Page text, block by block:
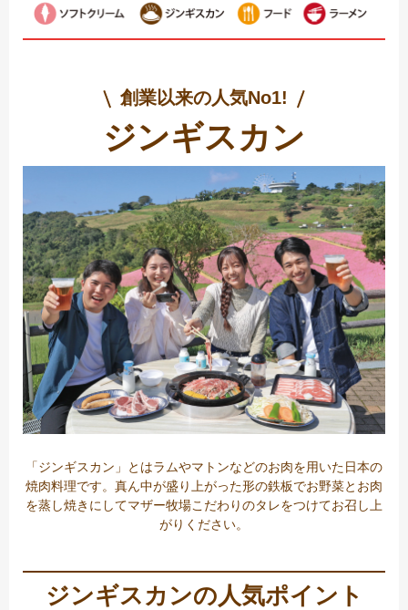
創業以来の人気No1!
ジンギスカン
「ジンギスカン」とはラムやマトンなどのお肉を用いた日本の
焼肉料理です。真ん中が盛り上がった形の鉄板でお野菜とお肉
を蒸し焼きにしてマザー牧場こだわりのタレをつけてお召し上
がりください。
ジンギスカンの人気ポイント